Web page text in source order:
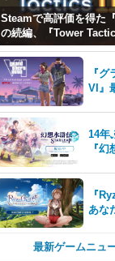
Steamで高評価を得た
の続編、『Tower
に早期アクセス開始
『
VI』
14年
『
『
あな
自
テム
最新ゲームニュ